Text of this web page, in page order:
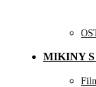
MIKINY